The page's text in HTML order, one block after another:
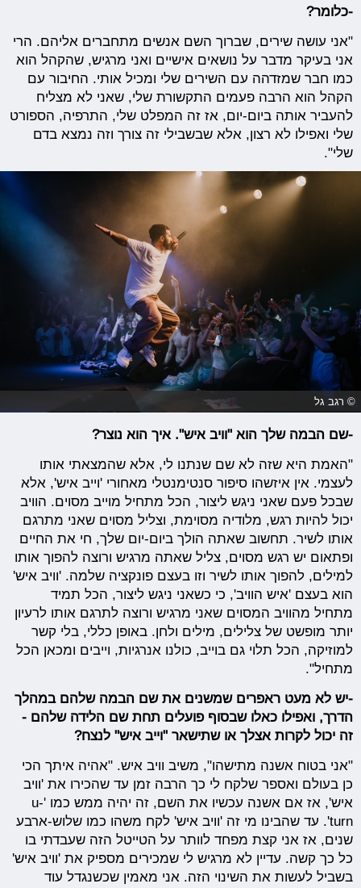
-כלומר?
"אני עושה שירים, שברוך השם אנשים מתחברים אליהם. הרי
אני בעיקר מדבר על נושאים אישיים ואני מרגיש, שהקהל הוא
כמו חבר שמזדהה עם השירים שלי ומכיל אותי. החיבור עם
הקהל הוא הרבה פעמים התקשורת שלי, שאני לא מצליח
להעביר אותה ביום-יום, אז זה המפלט שלי, התרפיה, הספורט
שלי ואפילו לא רצון, אלא שבשבילי זה צורך וזה נמצא בדם
שלי".
© רגב גל
-שם הבמה שלך הוא "וויב איש". איך הוא נוצר?
"האמת היא שזה לא שם שנתנו לי, אלא שהמצאתי אותו
לעצמי. אין איזשהו סיפור סנטימנטלי מאחורי 'וייב איש', אלא
שבכל פעם שאני ניגש ליצור, הכל מתחיל מוייב מסוים. הוויב
יכול להיות רגש, מלודיה מסוימת, וצליל מסוים שאני מתרגם
אותו לשיר. תחשוב שאתה הולך ביום-יום שלך, חי את החיים
ופתאום יש רגש מסוים, צליל שאתה מרגיש ורוצה להפוך אותו
למילים, להפוך אותו לשיר וזו בעצם פונקציה שלמה. 'וויב איש'
הוא בעצם 'איש הוויב', כי כשאני ניגש ליצור, הכל תמיד
מתחיל מהוויב המסוים שאני מרגיש ורוצה לתרגם אותו לרעיון
יותר מופשט של צלילים, מילים ולחן. באופן כללי, בלי קשר
למוזיקה, הכל תלוי גם בוייב, כולנו אנרגיות, וייבים ומכאן הכל
מתחיל".
-יש לא מעט ראפרים שמשנים את שם הבמה שלהם במהלך
הדרך, ואפילו כאלו שבסוף פועלים תחת שם הלידה שלהם -
זה יכול לקרות אצלך או שתישאר "וייב איש" לנצח?
"אני בטוח אשנה מתישהו", משיב וויב איש. "אהיה איתך הכי
כן בעולם ואספר שלקח לי כך הרבה זמן עד שהכירו את 'וויב
איש', אז אם אשנה עכשיו את השם, זה יהיה ממש כמו 'u-
turn'. עד שהבינו מי זה 'וויב איש' לקח משהו כמו שלוש-ארבע
שנים, אז אני קצת מפחד לוותר על הטייטל הזה שעבדתי בו
כל כך קשה. עדיין לא מרגיש לי שמכירים מספיק את 'וויב איש'
בשביל לעשות את השינוי הזה. אני מאמין שכשנגדל עוד